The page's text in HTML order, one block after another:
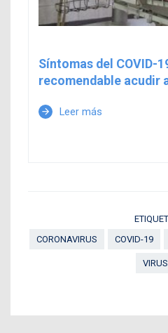
Síntomas del COVID-
recomendable acudir
arrow_forward Leer más
CORONAVIRUS
COVID-19
VIRUS